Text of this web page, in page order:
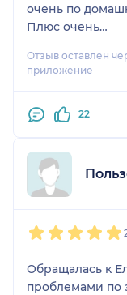
очень по
Плюс очень
помощь врача
рекомендую
данными
Отзыв оставлен
приложение
22
Обращалась к
проблемами по